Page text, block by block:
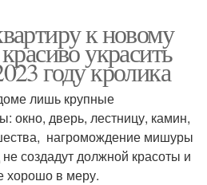
к новому
украсить
году кролика
лишь крупные
окно, дверь, лестницу, камин,
нагромождение мишуры
создадут должной красоты и
хорошо в меру.